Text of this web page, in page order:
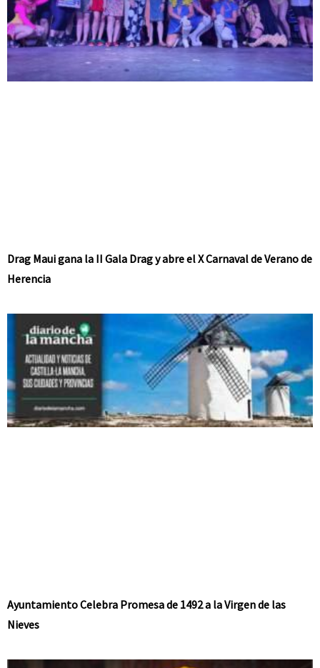
Drag Maui gana la II Gala Drag y abre el X Carnaval de Verano de
Herencia
Ayuntamiento Celebra Promesa de 1492 a la Virgen de las
Nieves